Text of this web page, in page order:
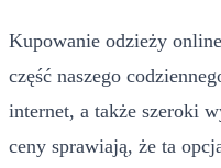
Kupowanie odzieży
część naszego
internet, a także szeroki
ceny sprawiają, że ta